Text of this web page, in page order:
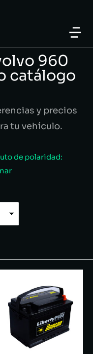
960
catálogo
y precios
tu vehículo.
de polaridad: